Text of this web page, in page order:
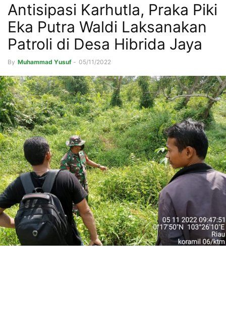
Antisipasi Karhutla, Praka Piki
Eka Putra Waldi Laksanakan
Patroli di Desa Hibrida Jaya
By Muhammad Yusuf - 05/11/2022